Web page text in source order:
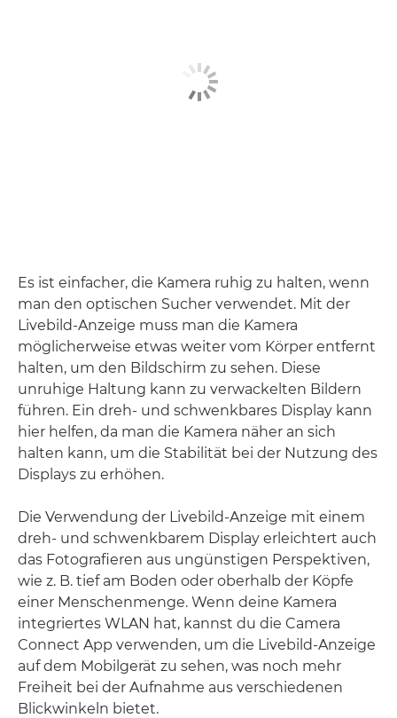
Es ist einfacher, die Kamera ruhig zu halten, wenn
man den optischen Sucher verwendet. Mit der
Livebild-Anzeige muss man die Kamera
möglicherweise etwas weiter vom Körper entfernt
halten, um den Bildschirm zu sehen. Diese
unruhige Haltung kann zu verwackelten Bildern
führen. Ein dreh- und schwenkbares Display kann
hier helfen, da man die Kamera näher an sich
halten kann, um die Stabilität bei der Nutzung des
Displays zu erhöhen.
Die Verwendung der Livebild-Anzeige mit einem
dreh- und schwenkbarem Display erleichtert auch
das Fotografieren aus ungünstigen Perspektiven,
wie z. B. tief am Boden oder oberhalb der Köpfe
einer Menschenmenge. Wenn deine Kamera
integriertes WLAN hat, kannst du die Camera
Connect App verwenden, um die Livebild-Anzeige
auf dem Mobilgerät zu sehen, was noch mehr
Freiheit bei der Aufnahme aus verschiedenen
Blickwinkeln bietet.